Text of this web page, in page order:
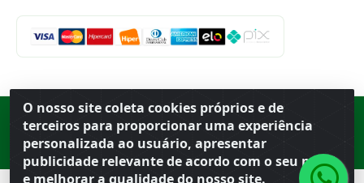
O nosso site coleta cookies próprios e de
terceiros para proporcionar uma experiência
personalizada ao usuário, apresentar
publicidade relevante de acordo com o seu perfil
e melhorar a qualidade do nosso site.
Rod. SP-215, s/n, km 98 — Área Rural Porto Ferreira ·BR
· CEP
· CNPJ 56.679.863/0001-91
© 2026 Atacado Ideal